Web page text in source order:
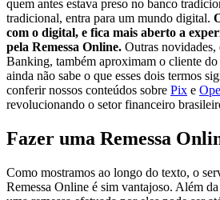
quem antes estava preso no banco
tradicional, entra para um mundo digital.
com o digital, e fica mais aberto a
pela Remessa Online. Outras
Banking, também aproximam o cliente
ainda não sabe o que esses dois termos
conferir nossos conteúdos sobre Pix e
revolucionando o setor financeiro
Fazer uma Remessa
Como mostramos ao longo do texto, o
Remessa Online é sim vantajoso. Além